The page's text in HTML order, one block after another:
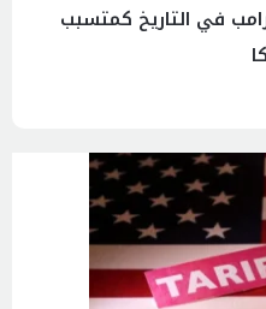
في التاريخ كمتسبب